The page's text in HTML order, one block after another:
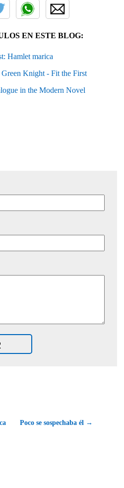
EN ESTE BLOG:
Hamlet marica
Knight - Fit the First
in the Modern Novel
Poco se sospechaba él →